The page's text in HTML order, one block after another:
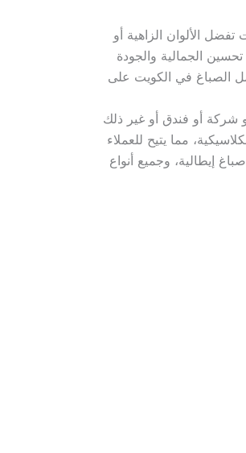
الألوان الزاهية أو
الجمالية والجودة
الصباغ في الكويت على
مما يتيح للعملاء
إيطالية، وجميع أنواع